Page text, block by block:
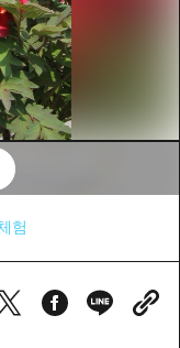
Travel
험